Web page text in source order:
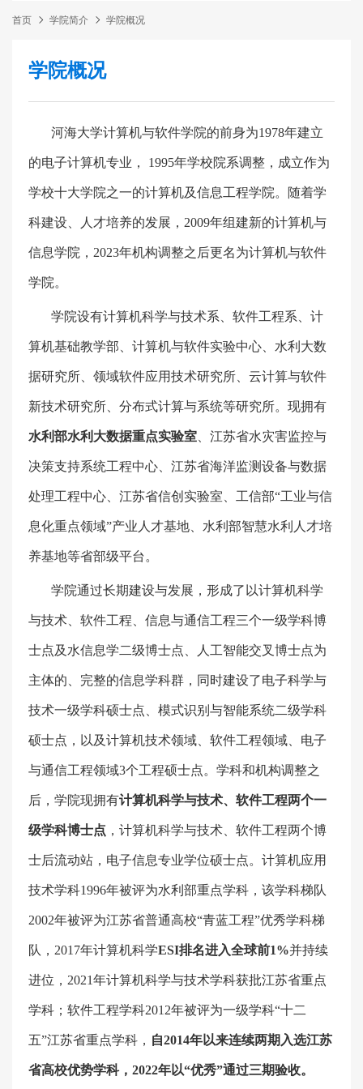
首页 学院简介 学院概况
学院概况
河海大学计算机与软件学院的前身为1978年建立
的电子计算机专业， 1995年学校院系调整，成立作为
学校十大学院之一的计算机及信息工程学院。随着学
科建设、人才培养的发展， 2009年组建新的计算机与
信息学院， 2023年机构调整之后更名为计算机与软件
学院。
学院设有计算机科学与技术系、软件工程系、计
算机基础教学部、计算机与软件实验中心、水利大数
据研究所、领域软件应用技术研究所、云计算与软件
新技术研究所、分布式计算与系统等研究所。现拥有
水利部水利大数据重点实验室 、江苏省水灾害监控与
决策支持系统工程中心、江苏省海洋监测设备与数据
处理工程中心、江苏省信创实验室、工信部“工业与信
息化重点领域”产业人才基地、水利部智慧水利人才培
养基地等省部级平台。
学院通过长期建设与发展，形成了以计算机科学
与技术、软件工程、信息与通信工程三个一级学科博
士点及水信息学二级博士点、人工智能交叉博士点为
主体的、完整的信息学科群，同时建设了电子科学与
技术一级学科硕士点、模式识别与智能系统二级学科
硕士点，以及计算机技术领域、软件工程领域、电子
与通信工程领域3个工程硕士点。学科和机构调整之
后，学院现拥有计算机科学与技术、软件工程两个一
级学科博士点 ，计算机科学与技术、软件工程两个博
士后流动站，电子信息专业学位硕士点。计算机应用
技术学科1996年被评为水利部重点学科，该学科梯队
2002年被评为江苏省普通高校“青蓝工程”优秀学科梯
队， 2017年计算机科学ESI排名进入全球前1%并持续
进位， 2021年计算机科学与技术学科获批江苏省重点
学科；软件工程学科2012年被评为一级学科“十二
五”江苏省重点学科， 自2014年以来连续两期入选江苏
省高校优势学科， 2022年以“优秀”通过三期验收。